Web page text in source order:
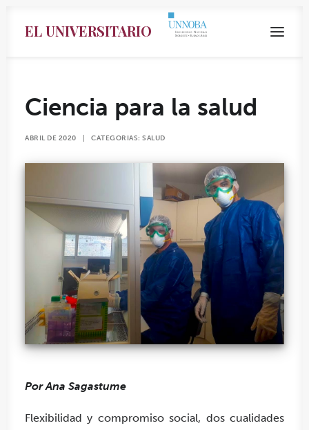
EL UNIVERSITARIO
Search
Ciencia para la salud
ABRIL DE 2020 CATEGORIAS: SALUD
Por Ana Sagastume
Flexibilidad y compromiso social, dos cualidades